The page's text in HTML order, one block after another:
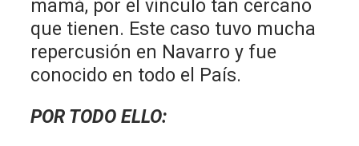
mamá, por el vínculo tan cercano
que tienen. Este caso tuvo mucha
repercusión en Navarro y fue
conocido en todo el País.
POR TODO ELLO: